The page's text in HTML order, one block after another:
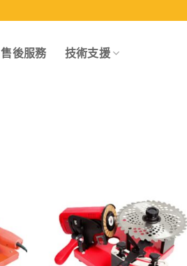
售後服務 技術支援
Add to
wishlist